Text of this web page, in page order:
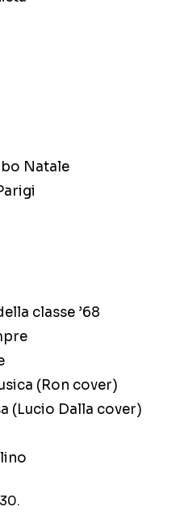
Natale
classe ’68
(Ron cover)
(Lucio Dalla cover)